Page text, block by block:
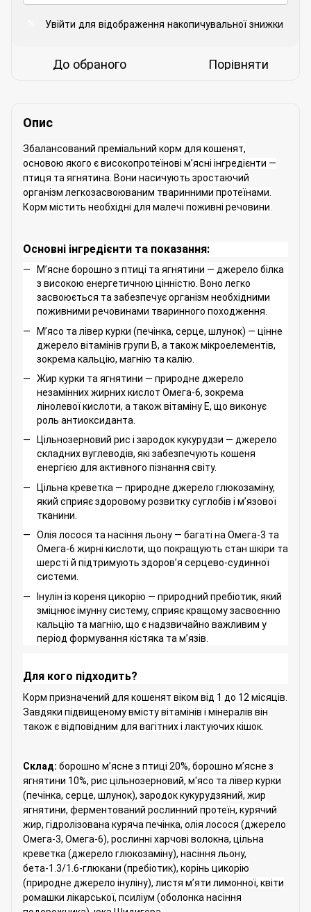
Увійти для відображення накопичувальної знижки
До обраного Порівняти
Опис
Збалансований преміальний корм для кошенят,
основою якого є високопротеїнові м’ясні інгредієнти —
птиця та ягнятина. Вони насичують зростаючий
організм легкозасвоюваним тваринними протеїнами.
Корм містить необхідні для малечі поживні речовини.
Основні інгредієнти та показання:
М’ясне борошно з птиці та ягнятини — джерело білка
з високою енергетичною цінністю. Воно легко
засвоюється та забезпечує організм необхідними
поживними речовинами тваринного походження.
М’ясо та лівер курки (печінка, серце, шлунок) — цінне
джерело вітамінів групи B, а також мікроелементів,
зокрема кальцію, магнію та калію.
Жир курки та ягнятини — природне джерело
незамінних жирних кислот Омега-6, зокрема
лінолевої кислоти, а також вітаміну Е, що виконує
роль антиоксиданта.
Цільнозерновий рис і зародок кукурудзи — джерело
складних вуглеводів, які забезпечують кошеня
енергією для активного пізнання світу.
Цільна креветка — природне джерело глюкозаміну,
який сприяє здоровому розвитку суглобів і м’язової
тканини.
Олія лосося та насіння льону — багаті на Омега-3 та
Омега-6 жирні кислоти, що покращують стан шкіри та
шерсті й підтримують здоров’я серцево-судинної
системи.
Інулін із кореня цикорію — природний пребіотик, який
зміцнює імунну систему, сприяє кращому засвоєнню
кальцію та магнію, що є надзвичайно важливим у
період формування кістяка та м’язів.
Для кого підходить?
Корм призначений для кошенят віком від 1 до 12 місяців.
Завдяки підвищеному вмісту вітамінів і мінералів він
також є відповідним для вагітних і лактуючих кішок.
Склад: борошно м’ясне з птиці 20%, борошно м’ясне з
ягнятини 10%, рис цільнозерновий, м'ясо та лівер курки
(печінка, серце, шлунок), зародок кукурудзяний, жир
ягнятини, ферментований рослинний протеїн, курячий
жир, гідролізована куряча печінка, олія лосося (джерело
Омега-3, Омега-6), рослинні харчові волокна, цільна
креветка (джерело глюкозаміну), насіння льону,
бета-1.3/1.6-глюкани (пребіотик), корінь цикорію
(природне джерело інуліну), листя м’яти лимонної, квіти
ромашки лікарської, псиліум (оболонка насіння